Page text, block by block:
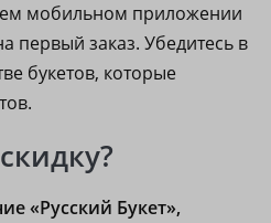
мобильном приложении
первый заказ. Убедитесь в
букетов, которые
«Русский Букет»,